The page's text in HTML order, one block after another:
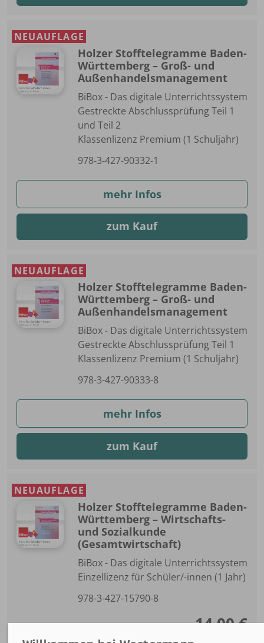
NEUAUFLAGE
Holzer Stofftelegramme Baden-
Württemberg – Groß- und
Außenhandelsmanagement
BiBox - Das digitale Unterrichtssystem
Gestreckte Abschlussprüfung Teil 1
und Teil 2
Klassenlizenz Premium (1 Schuljahr)
978-3-427-90332-1
mehr Infos
zum Kauf
NEUAUFLAGE
Holzer Stofftelegramme Baden-
Württemberg – Groß- und
Außenhandelsmanagement
BiBox - Das digitale Unterrichtssystem
Gestreckte Abschlussprüfung Teil 1
Klassenlizenz Premium (1 Schuljahr)
978-3-427-90333-8
mehr Infos
zum Kauf
NEUAUFLAGE
Holzer Stofftelegramme Baden-
Württemberg – Wirtschafts-
und Sozialkunde
(Gesamtwirtschaft)
BiBox - Das digitale Unterrichtssystem
Einzellizenz für Schüler/-innen (1 Jahr)
978-3-427-15790-8
14,00 €